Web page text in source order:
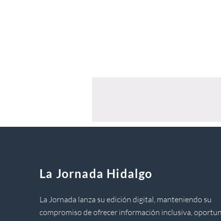
La Jornada Hidalgo
La Jornada lanza su edición digital, manteniendo su
compromiso de ofrecer información inclusiva,